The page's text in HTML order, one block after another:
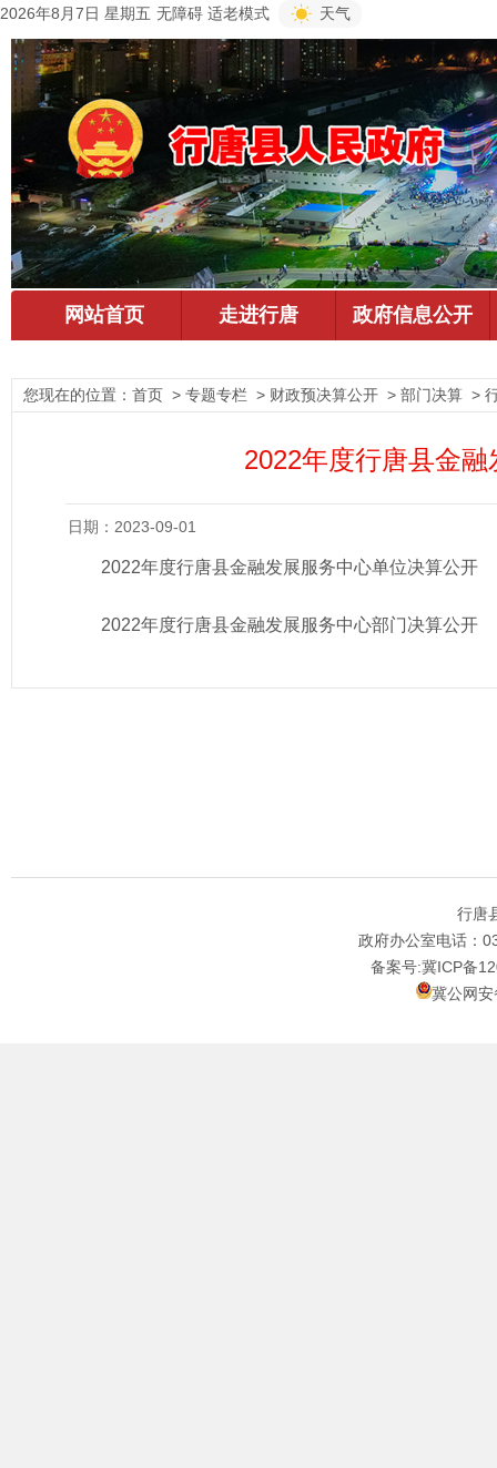
2026年8月7日 星期五 无障碍 适老模式 天气
您现在的位置： 首页 > 专题专栏 > 财政预决算公开 > 部门决算 >
2022年度行唐县金
日期：2023-09-01
2022年度行唐县金融发展服务中心单位决算公开
2022年度行唐县金融发展服务中心部门决算公开